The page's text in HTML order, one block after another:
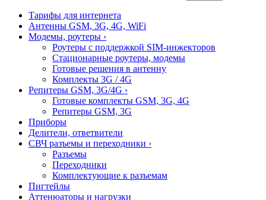
Тарифы для интернета
Антенны GSM, 3G, 4G, WiFi
Модемы, роутеры ›
Роутеры с поддержкой SIM-инжекторов
Стационарные роутеры, модемы
Готовые решения в антенну
Комплекты 3G / 4G
Репитеры GSM, 3G/4G ›
Готовые комплекты GSM, 3G, 4G
Репитеры GSM, 3G
Приборы
Делители, ответвители
СВЧ разъемы и переходники ›
Разъемы
Переходники
Комплектующие к разъемам
Пигтейлы
Аттенюаторы и нагрузки